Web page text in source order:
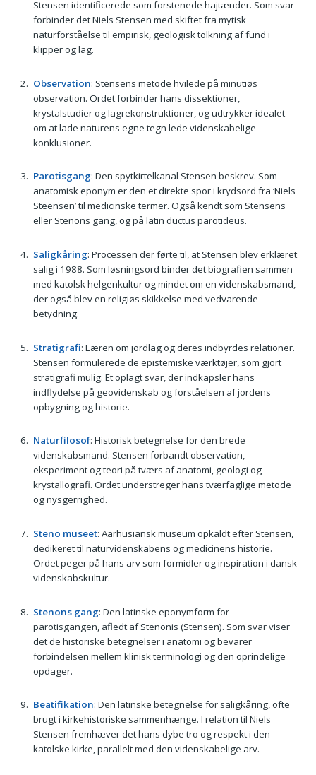
Stensen identificerede som forstenede hajtænder. Som svar
forbinder det Niels Stensen med skiftet fra mytisk
naturforståelse til empirisk, geologisk tolkning af fund i
klipper og lag.
Observation: Stensens metode hvilede på minutiøs
observation. Ordet forbinder hans dissektioner,
krystalstudier og lagrekonstruktioner, og udtrykker idealet
om at lade naturens egne tegn lede videnskabelige
konklusioner.
Parotisgang: Den spytkirtelkanal Stensen beskrev. Som
anatomisk eponym er den et direkte spor i krydsord fra ‘Niels
Steensen’ til medicinske termer. Også kendt som Stensens
eller Stenons gang, og på latin ductus parotideus.
Saligkåring: Processen der førte til, at Stensen blev erklæret
salig i 1988. Som løsningsord binder det biografien sammen
med katolsk helgenkultur og mindet om en videnskabsmand,
der også blev en religiøs skikkelse med vedvarende
betydning.
Stratigrafi: Læren om jordlag og deres indbyrdes relationer.
Stensen formulerede de epistemiske værktøjer, som gjort
stratigrafi mulig. Et oplagt svar, der indkapsler hans
indflydelse på geovidenskab og forståelsen af jordens
opbygning og historie.
Naturfilosof: Historisk betegnelse for den brede
videnskabsmand. Stensen forbandt observation,
eksperiment og teori på tværs af anatomi, geologi og
krystallografi. Ordet understreger hans tværfaglige metode
og nysgerrighed.
Steno museet: Aarhusiansk museum opkaldt efter Stensen,
dedikeret til naturvidenskabens og medicinens historie.
Ordet peger på hans arv som formidler og inspiration i dansk
videnskabskultur.
Stenons gang: Den latinske eponymform for
parotisgangen, afledt af Stenonis (Stensen). Som svar viser
det de historiske betegnelser i anatomi og bevarer
forbindelsen mellem klinisk terminologi og den oprindelige
opdager.
Beatifikation: Den latinske betegnelse for saligkåring, ofte
brugt i kirkehistoriske sammenhænge. I relation til Niels
Stensen fremhæver det hans dybe tro og respekt i den
katolske kirke, parallelt med den videnskabelige arv.